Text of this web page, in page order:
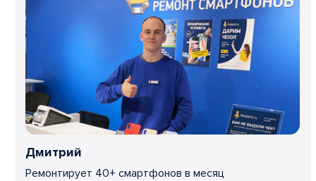
Дмитрий
Ремонтирует 40+ смартфонов в месяц